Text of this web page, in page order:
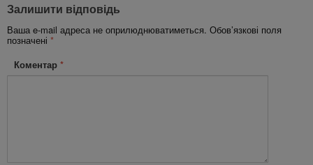
Залишити відповідь
Ваша e-mail адреса не оприлюднюватиметься. Обов’язкові поля
позначені *
Коментар *